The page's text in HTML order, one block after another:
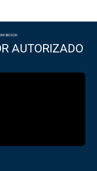
BOSCH
AUTORIZADO